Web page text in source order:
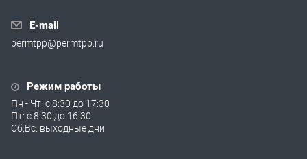
E-mail
permtpp@permtpp.ru
Режим работы
Пн - Чт: с 8:30 до 17:30
Пт: с 8:30 до 16:30
Сб,Вс: выходные дни